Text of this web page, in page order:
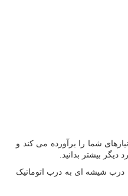
شما را برآورده می کند و
بیشتر بدانید.
شیشه ای به درب اتوماتیک